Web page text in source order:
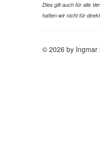
Dies gilt auch für alle
haften wir nicht für
© 2026 by Ingmar